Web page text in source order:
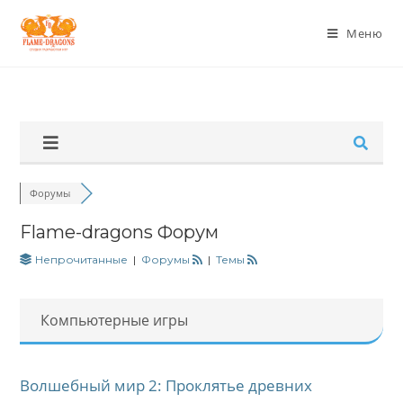
Меню
Форумы
Flame-dragons Форум
Непрочитанные | Форумы | Темы
Компьютерные игры
Волшебный мир 2: Проклятье древних